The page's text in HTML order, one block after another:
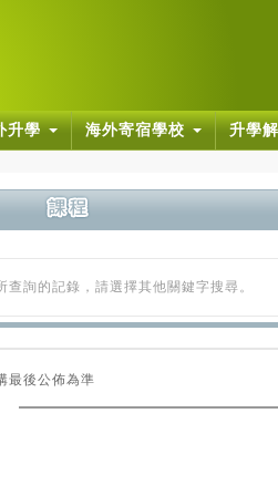
升學 海外寄宿學校 升學
查詢的記錄，請選擇其他關鍵字搜尋。
最後公佈為準